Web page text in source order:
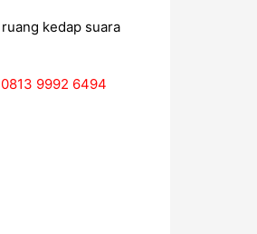
kedap suara
0813 9992 6494